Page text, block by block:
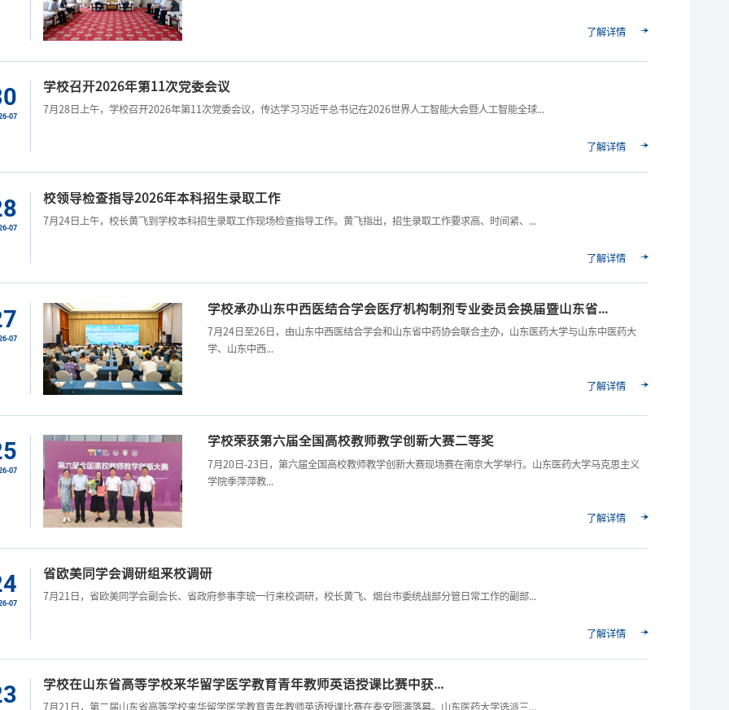
了解详情
07
学校召开2026年第11次党委会议
7月28日上午，学校召开2026年第11次党委会议，传达学习习近平总书记在2026世界人工智能大会暨人工智能全球...
了解详情
07
校领导检查指导2026年本科招生录取工作
7月24日上午，校长黄飞到学校本科招生录取工作现场检查指导工作。黄飞指出，招生录取工作要求高、时间紧、...
了解详情
07
学校承办山东中西医结合学会医疗机构制剂专业委员会换届暨山东省...
7月24日至26日，由山东中西医结合学会和山东省中药协会联合主办，山东医药大学与山东中医药大
学、山东中西...
了解详情
07
学校荣获第六届全国高校教师教学创新大赛二等奖
7月20日-23日，第六届全国高校教师教学创新大赛现场赛在南京大学举行。山东医药大学马克思主义
学院季萍萍教...
了解详情
07
省欧美同学会调研组来校调研
7月21日，省欧美同学会副会长、省政府参事李琥一行来校调研，校长黄飞、烟台市委统战部分管日常工作的副部...
了解详情
学校在山东省高等学校来华留学医学教育青年教师英语授课比赛中获...
7月21日，第二届山东省高等学校来华留学医学教育青年教师英语授课比赛在泰安圆满落幕。山东医药大学选派三...